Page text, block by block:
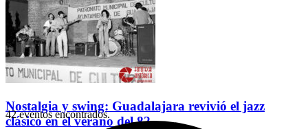
Nostalgia y swing: Guadalajara revivió el jazz
clásico en el verano del 82
42 eventos encontrados.